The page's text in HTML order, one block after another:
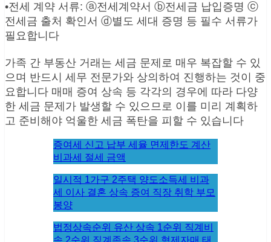
•전세 계약 서류: ⓐ전세계약서 ⓑ전세금 납입증명 ⓒ
전세금 출처 확인서 ⓓ별도 세대 증명 등 필수 서류가
필요합니다
가족 간 부동산 거래는 세금 문제로 매우 복잡할 수 있
으며 반드시 세무 전문가와 상의하여 진행하는 것이 중
요합니다 매매 증여 상속 등 각각의 경우에 따라 다양
한 세금 문제가 발생할 수 있으므로 이를 미리 계획하
고 준비해야 억울한 세금 폭탄을 피할 수 있습니다
증여세 신고 납부 세율 면제한도 계산
비과세 절세 금액
일시적 1가구 2주택 양도소득세 비과
세 이사 결혼 상속 증여 직장 취학 부모
봉양
법정상속순위 유산 상속 1순위 직계비